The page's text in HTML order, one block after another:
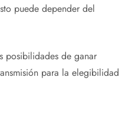
puede depender del
posibilidades de ganar
para la elegibilidad